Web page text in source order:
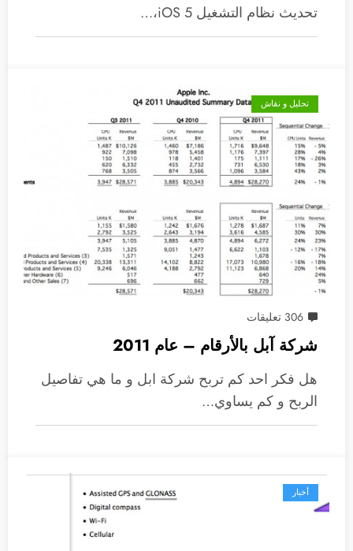
تحديث نظام التشغيل iOS 5،…
تحليل و نقاش
306 تعليقات
شركة آبل بالأرقام – عام 2011
هل فكر احد كم تربح شركة ابل و ما هي تفاصيل
الربح و كم يساوي…
أخبار